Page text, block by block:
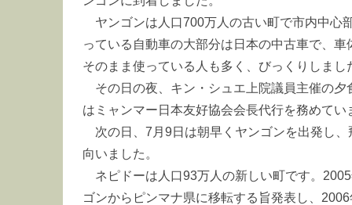
ヤンゴンは人口700万人の古い町で市内中心
っている自動車の大部分は日本の中古車で、
そのまま使っている人も多く、びっくりしまし
その日の夜、キン・シュエ上院議員主催の
はミャンマー日本友好協会会長代行を務めてい
次の日、7月9日は朝早くヤンゴンを出発し
向いました。
ネピドーは人口93万人の新しい町です。
ゴンからピンマナ県に移転する旨発表し、